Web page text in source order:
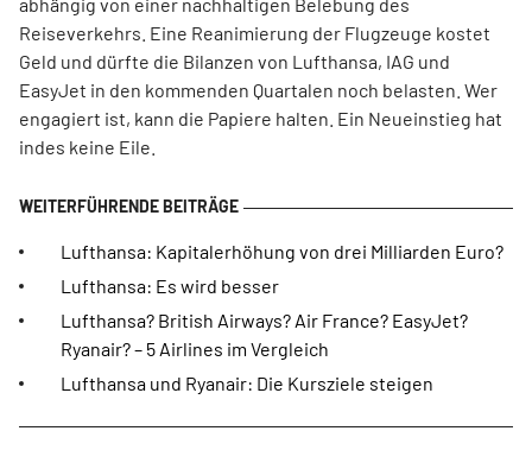
Reiseverkehrs. Eine Reanimierung der Flugzeuge kostet
Geld und dürfte die Bilanzen von Lufthansa, IAG und
EasyJet in den kommenden Quartalen noch belasten. Wer
engagiert ist, kann die Papiere halten. Ein Neueinstieg hat
indes keine Eile.
Lufthansa: Kapitalerhöhung von drei Milliarden Euro?
Lufthansa: Es wird besser
Lufthansa? British Airways? Air France? EasyJet?
Ryanair? – 5 Airlines im Vergleich
Lufthansa und Ryanair: Die Kursziele steigen